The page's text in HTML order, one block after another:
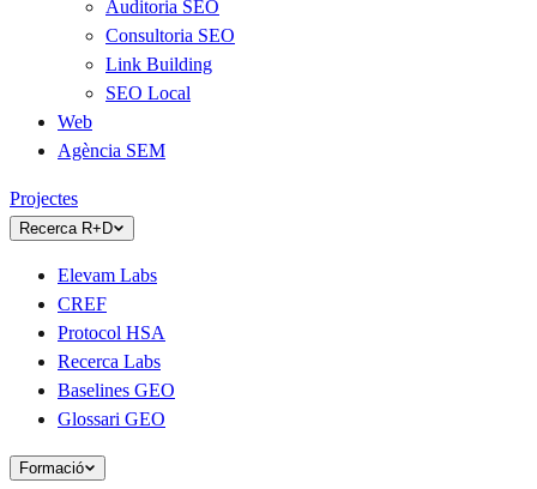
Auditoria SEO
Consultoria SEO
Link Building
SEO Local
Web
Agència SEM
Projectes
Recerca R+D
Elevam Labs
CREF
Protocol HSA
Recerca Labs
Baselines GEO
Glossari GEO
Formació